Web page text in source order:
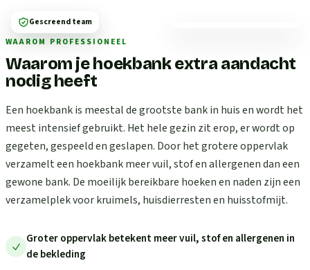
WAAROM PROFESSIONEEL
Waarom je hoekbank extra aandacht
nodig heeft
Een hoekbank is meestal de grootste bank in huis en wordt het
meest intensief gebruikt. Het hele gezin zit erop, er wordt op
gegeten, gespeeld en geslapen. Door het grotere oppervlak
verzamelt een hoekbank meer vuil, stof en allergenen dan een
gewone bank. De moeilijk bereikbare hoeken en naden zijn een
verzamelplek voor kruimels, huisdierresten en huisstofmijt.
Groter oppervlak betekent meer vuil, stof en allergenen in
de bekleding
Gescreend team